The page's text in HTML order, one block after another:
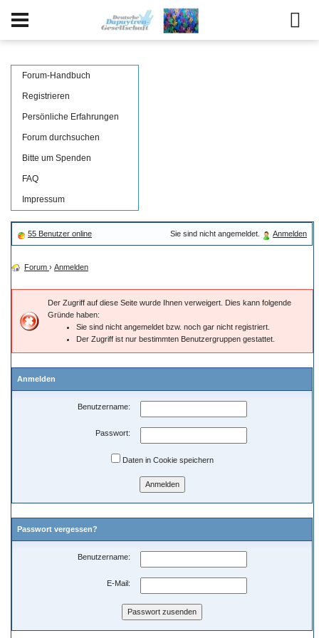
Forum-Handbuch
Registrieren
Persönliche Erfahrungen
Forum durchsuchen
Bitte um Spenden
FAQ
Impressum
55 Benutzer online Sie sind nicht angemeldet. Anmelden
Forum › Anmelden
Der Zugriff auf diese Seite wurde Ihnen verweigert. Dies kann folgende
Gründe haben:
Sie sind nicht angemeldet bzw. noch gar nicht registriert.
Der Zugriff ist nur bestimmten Benutzergruppen gestattet.
Anmelden
Benutzername:
Passwort:
Daten in Cookie speichern
Passwort vergessen?
Benutzername:
E-Mail: